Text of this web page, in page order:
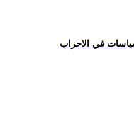
في الاحزاب